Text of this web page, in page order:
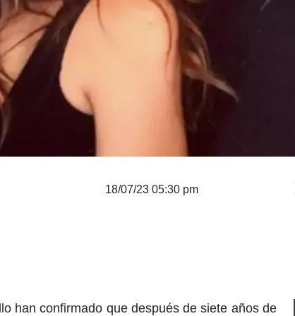
18/07/23 05:30 pm
han confirmado que después de siete años de